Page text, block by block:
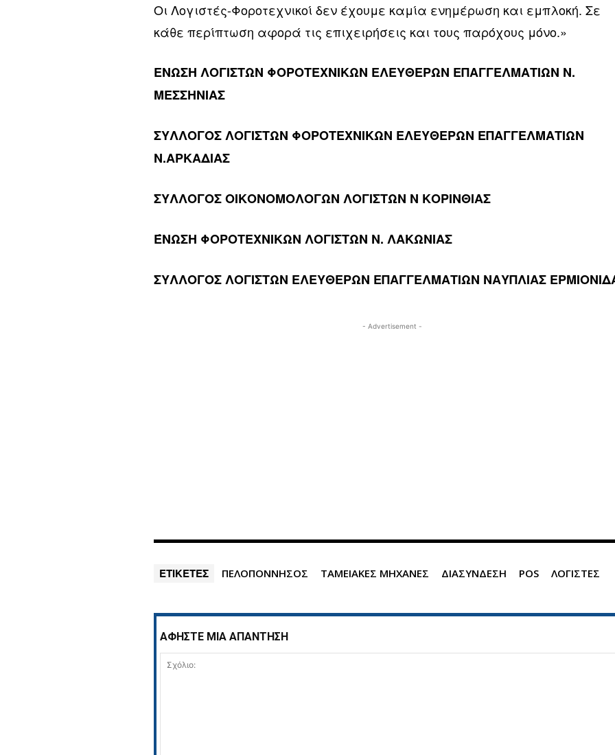
Οι Λογιστές-Φοροτεχνικοί δεν έχουμε καμία ενημέρωση και εμπλοκή. Σε
κάθε περίπτωση αφορά τις επιχειρήσεις και τους παρόχους μόνο.»
ΕΝΩΣΗ ΛΟΓΙΣΤΩΝ ΦΟΡΟΤΕΧΝΙΚΩΝ ΕΛΕΥΘΕΡΩΝ ΕΠΑΓΓΕΛΜΑΤΙΩΝ Ν.
ΜΕΣΣΗΝΙΑΣ
ΣΥΛΛΟΓΟΣ ΛΟΓΙΣΤΩΝ ΦΟΡΟΤΕΧΝΙΚΩΝ ΕΛΕΥΘΕΡΩΝ ΕΠΑΓΓΕΛΜΑΤΙΩΝ
Ν.ΑΡΚΑΔΙΑΣ
ΣΥΛΛΟΓΟΣ ΟΙΚΟΝΟΜΟΛΟΓΩΝ ΛΟΓΙΣΤΩΝ Ν ΚΟΡΙΝΘΙΑΣ
ΈΝΩΣΗ ΦΟΡΟΤΕΧΝΙΚΩΝ ΛΟΓΙΣΤΩΝ Ν. ΛΑΚΩΝΙΑΣ
ΣΥΛΛΟΓΟΣ ΛΟΓΙΣΤΩΝ ΕΛΕΥΘΕΡΩΝ ΕΠΑΓΓΕΛΜΑΤΙΩΝ ΝΑΥΠΛΙΑΣ
- Advertisement -
ΕΤΙΚΕΤΕΣ ΠΕΛΟΠΟΝΝΗΣΟΣ ΤΑΜΕΙΑΚΕΣ ΜΗΧΑΝΕΣ ΔΙΑΣΥΝΔΕΣΗ POS ΛΟΓΙΣΤΕΣ
ΑΦΗΣΤΕ ΜΙΑ ΑΠΑΝΤΗΣΗ